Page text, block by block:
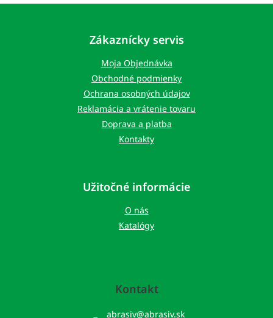
Zákaznícky servis
Moja Objednávka
Obchodné podmienky
Ochrana osobných údajov
Reklamácia a vrátenie tovaru
Doprava a platba
Kontakty
Užitočné informácie
O nás
Katalógy
Kontakt
abrasiv@abrasiv.sk